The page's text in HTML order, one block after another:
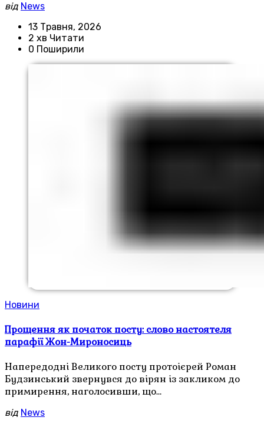
від News
13 Травня, 2026
2 хв Читати
0 Поширили
Новини
Прощення як початок посту: слово настоятеля
парафії Жон-Мироносиць
Напередодні Великого посту протоієрей Роман
Будзинський звернувся до вірян із закликом до
примирення, наголосивши, що…
від News